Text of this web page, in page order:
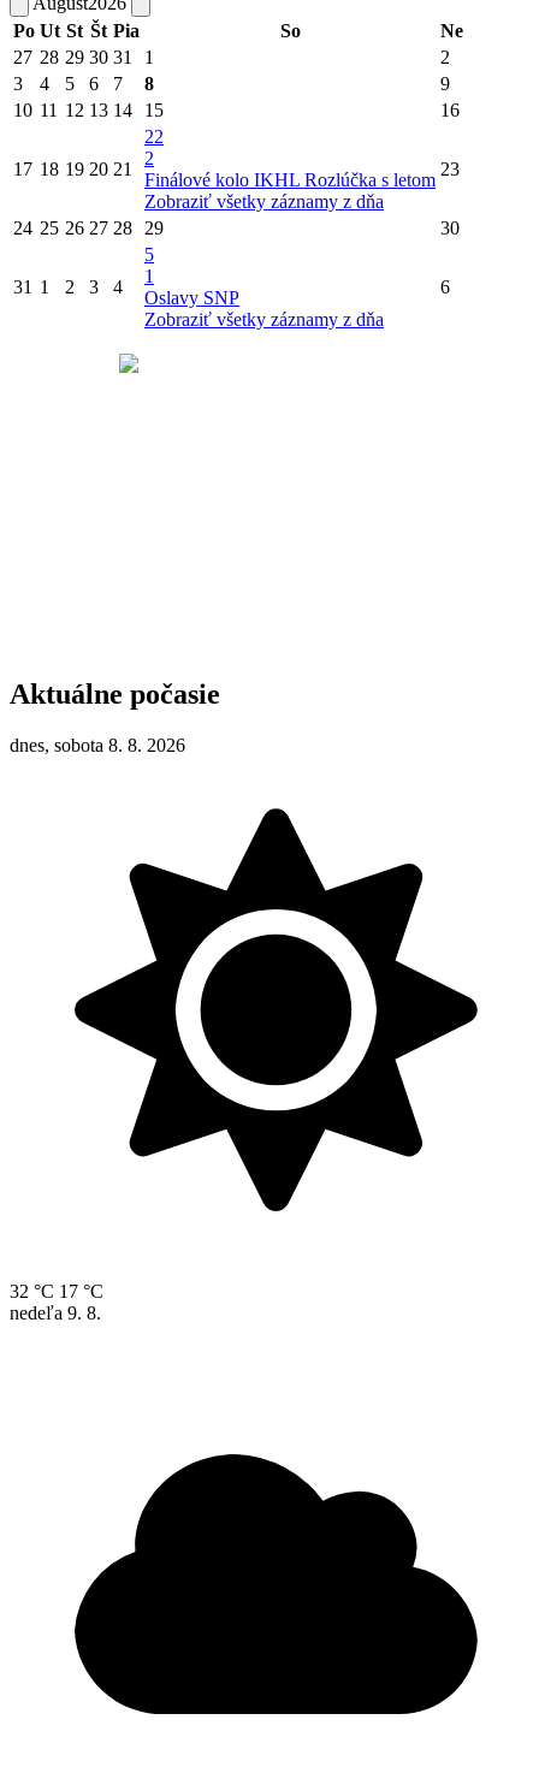
Po Ut St Št Pia So
Ne
27 28 29 30 31 1
2
3
4 5 6 7 8
9
10 11 12 13 14 15 16
17 18 19 20 21
22
2
Finálové kolo IKHL Rozlúčka s letom
Zobraziť všetky záznamy z dňa
23
24 25 26 27 28 29 30
31 1 2 3 4
5
1
Oslavy SNP
Zobraziť všetky záznamy z dňa
6
Aktuálne počasie
dnes, sobota 8. 8. 2026
32 °C 17 °C
nedeľa 9. 8.